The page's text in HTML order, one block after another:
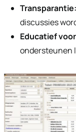
Transparantie:
discussies
Educatief
ondersteunen